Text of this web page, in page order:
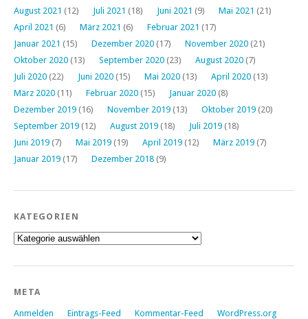
August 2021 (12) Juli 2021 (18) Juni 2021 (9) Mai 2021 (21)
April 2021 (6) März 2021 (6) Februar 2021 (17)
Januar 2021 (15) Dezember 2020 (17) November 2020 (21)
Oktober 2020 (13) September 2020 (23) August 2020 (7)
Juli 2020 (22) Juni 2020 (15) Mai 2020 (13) April 2020 (13)
März 2020 (11) Februar 2020 (15) Januar 2020 (8)
Dezember 2019 (16) November 2019 (13) Oktober 2019 (20)
September 2019 (12) August 2019 (18) Juli 2019 (18)
Juni 2019 (7) Mai 2019 (19) April 2019 (12) März 2019 (7)
Januar 2019 (17) Dezember 2018 (9)
KATEGORIEN
Kategorien
META
Anmelden Eintrags-Feed Kommentar-Feed WordPress.org